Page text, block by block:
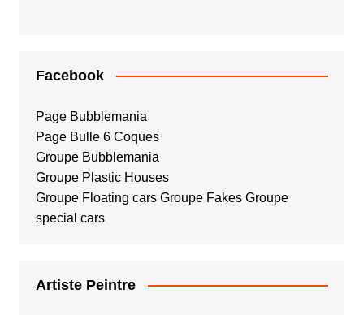
Facebook
Page Bubblemania
Page Bulle 6 Coques
Groupe Bubblemania
Groupe Plastic Houses
Groupe Floating cars Groupe Fakes Groupe
special cars
Artiste Peintre